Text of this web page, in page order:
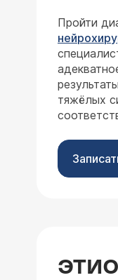
Пройти
тяжёлых